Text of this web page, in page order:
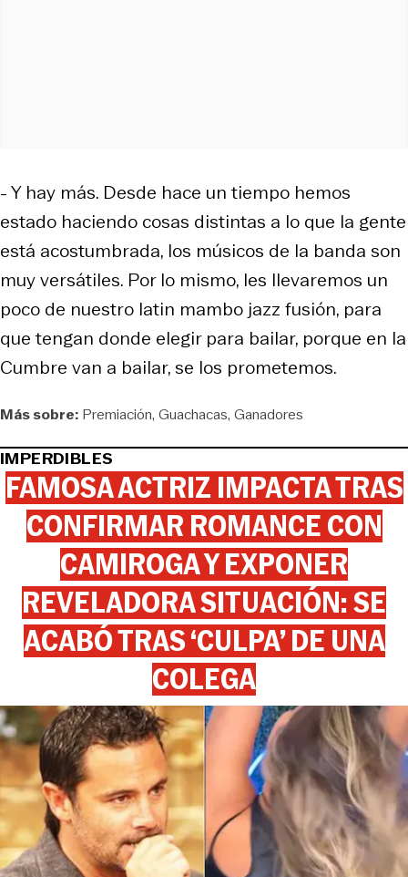
- Y hay más. Desde hace un tiempo hemos
estado haciendo cosas distintas a lo que la gente
está acostumbrada, los músicos de la banda son
muy versátiles. Por lo mismo, les llevaremos un
poco de nuestro latin mambo jazz fusión, para
que tengan donde elegir para bailar, porque en la
Cumbre van a bailar, se los prometemos.
Más sobre: Premiación Guachacas Ganadores
IMPERDIBLES
FAMOSA ACTRIZ IMPACTA TRAS
CONFIRMAR ROMANCE CON
CAMIROGA Y EXPONER
REVELADORA SITUACIÓN: SE
ACABÓ TRAS ‘CULPA’ DE UNA
COLEGA